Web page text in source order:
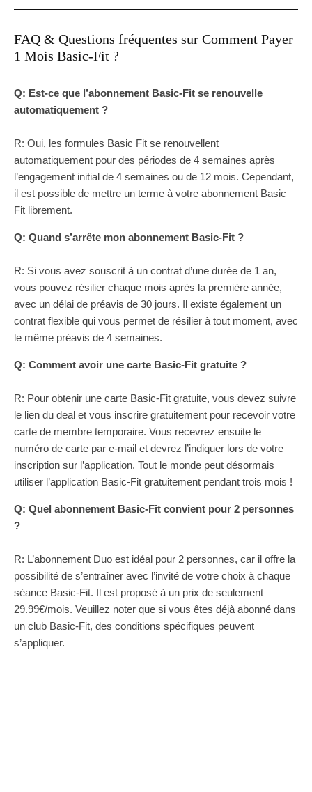
FAQ & Questions fréquentes sur Comment Payer
1 Mois Basic-Fit ?
Q: Est-ce que l’abonnement Basic-Fit se renouvelle
automatiquement ?
R: Oui, les formules Basic Fit se renouvellent
automatiquement pour des périodes de 4 semaines après
l’engagement initial de 4 semaines ou de 12 mois. Cependant,
il est possible de mettre un terme à votre abonnement Basic
Fit librement.
Q: Quand s’arrête mon abonnement Basic-Fit ?
R: Si vous avez souscrit à un contrat d’une durée de 1 an,
vous pouvez résilier chaque mois après la première année,
avec un délai de préavis de 30 jours. Il existe également un
contrat flexible qui vous permet de résilier à tout moment, avec
le même préavis de 4 semaines.
Q: Comment avoir une carte Basic-Fit gratuite ?
R: Pour obtenir une carte Basic-Fit gratuite, vous devez suivre
le lien du deal et vous inscrire gratuitement pour recevoir votre
carte de membre temporaire. Vous recevrez ensuite le
numéro de carte par e-mail et devrez l’indiquer lors de votre
inscription sur l’application. Tout le monde peut désormais
utiliser l’application Basic-Fit gratuitement pendant trois mois !
Q: Quel abonnement Basic-Fit convient pour 2 personnes
?
R: L’abonnement Duo est idéal pour 2 personnes, car il offre la
possibilité de s’entraîner avec l’invité de votre choix à chaque
séance Basic-Fit. Il est proposé à un prix de seulement
29.99€/mois. Veuillez noter que si vous êtes déjà abonné dans
un club Basic-Fit, des conditions spécifiques peuvent
s’appliquer.